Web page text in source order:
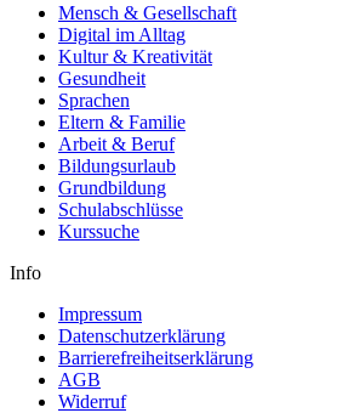
Mensch & Gesellschaft
Digital im Alltag
Kultur & Kreativität
Gesundheit
Sprachen
Eltern & Familie
Arbeit & Beruf
Bildungsurlaub
Grundbildung
Schulabschlüsse
Kurssuche
Info
Impressum
Datenschutzerklärung
Barrierefreiheitserklärung
AGB
Widerruf